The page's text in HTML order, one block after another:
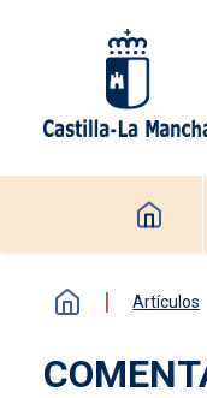
Artículos